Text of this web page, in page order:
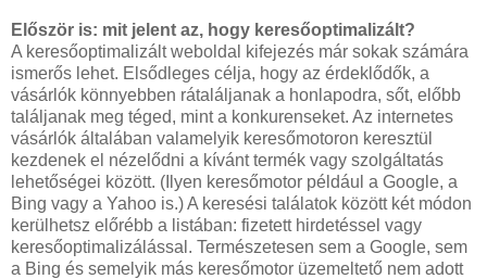
Először is: mit jelent az, hogy keresőoptimalizált?
A keresőoptimalizált weboldal kifejezés már sokak számára
ismerős lehet. Elsődleges célja, hogy az érdeklődők, a
vásárlók könnyebben rátaláljanak a honlapodra, sőt, előbb
találjanak meg téged, mint a konkurenseket. Az internetes
vásárlók általában valamelyik keresőmotoron keresztül
kezdenek el nézelődni a kívánt termék vagy szolgáltatás
lehetőségei között. (Ilyen keresőmotor például a Google, a
Bing vagy a Yahoo is.) A keresési találatok között két módon
kerülhetsz előrébb a listában: fizetett hirdetéssel vagy
keresőoptimalizálással. Természetesen sem a Google, sem
a Bing és semelyik más keresőmotor üzemeltető nem adott